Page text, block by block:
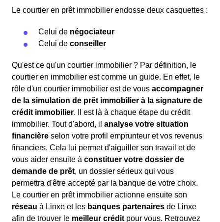
Le courtier en prêt immobilier endosse deux casquettes :
Celui de négociateur
Celui de conseiller
Qu'est ce qu'un courtier immobilier ? Par définition, le
courtier en immobilier est comme un guide. En effet, le
rôle d'un courtier immobilier est de vous accompagner
de la simulation de prêt immobilier à la signature de
crédit immobilier. Il est là à chaque étape du crédit
immobilier. Tout d'abord, il analyse votre situation
financière selon votre profil emprunteur et vos revenus
financiers. Cela lui permet d'aiguiller son travail et de
vous aider ensuite à constituer votre dossier de
demande de prêt, un dossier sérieux qui vous
permettra d'être accepté par la banque de votre choix.
Le courtier en prêt immobilier actionne ensuite son
réseau à Linxe et les banques partenaires de Linxe
afin de trouver le meilleur crédit pour vous. Retrouvez